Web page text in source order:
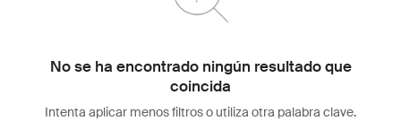
No se ha encontrado ningún resultado que
coincida
Intenta aplicar menos filtros o utiliza otra palabra clave.